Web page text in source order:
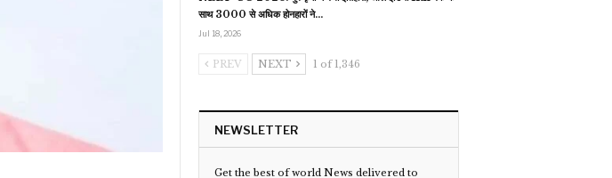
साथ 3000 से अधिक होनहारों ने…
Jul 18, 2026
PREV NEXT 1 of 1,346
NEWSLETTER
Get the best of world News delivered to